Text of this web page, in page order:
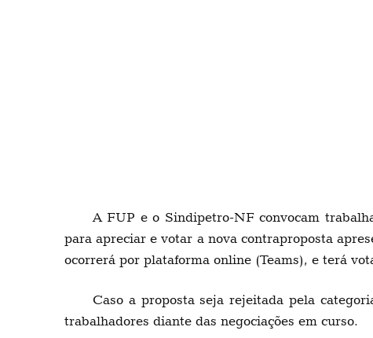
A FUP e o Sindipetro-NF convocam
para apreciar e votar a nova contraproposta
ocorrerá por plataforma online (Teams), e terá
Caso a proposta seja rejeitada pela
trabalhadores diante das negociações em curso.